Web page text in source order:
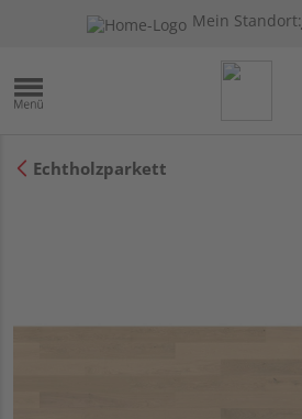
Mein Standort:
Echtholzparkett